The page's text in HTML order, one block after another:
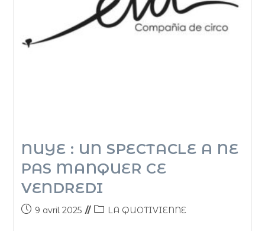
NUYE : UN SPECTACLE A NE
PAS MANQUER CE
VENDREDI
9 avril 2025 LA QUOTIVIENNE